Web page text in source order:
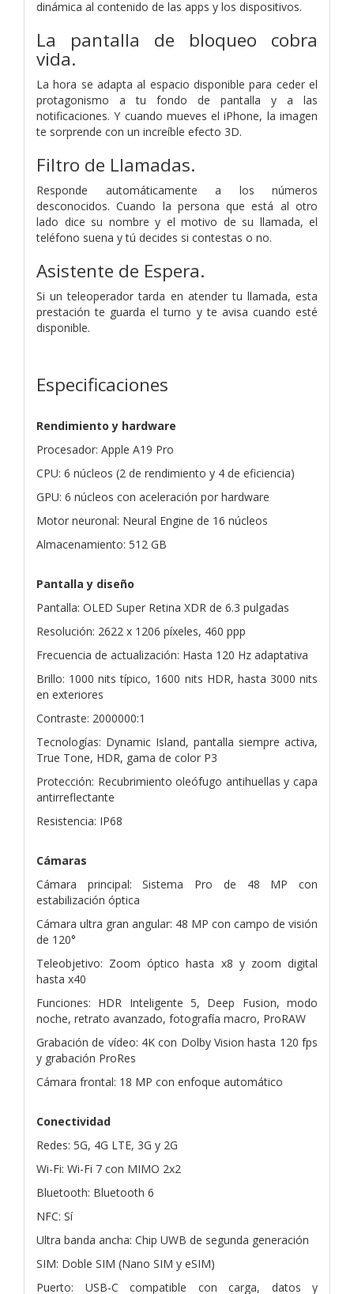
dinámica al contenido de las apps y los dispositivos.
La pantalla de bloqueo cobra
vida.
La hora se adapta al espacio disponible para ceder el
protagonismo a tu fondo de pantalla y a las
notificaciones. Y cuando mueves el iPhone, la imagen
te sorprende con un increíble efecto 3D.
Filtro de Llamadas.
Responde automáticamente a los números
desconocidos. Cuando la persona que está al otro
lado dice su nombre y el motivo de su llamada, el
teléfono suena y tú decides si contestas o no.
Asistente de Espera.
Si un teleoperador tarda en atender tu llamada, esta
prestación te guarda el turno y te avisa cuando esté
disponible.
Especificaciones
Rendimiento y hardware
Procesador: Apple A19 Pro
CPU: 6 núcleos (2 de rendimiento y 4 de eficiencia)
GPU: 6 núcleos con aceleración por hardware
Motor neuronal: Neural Engine de 16 núcleos
Almacenamiento: 512 GB
Pantalla y diseño
Pantalla: OLED Super Retina XDR de 6.3 pulgadas
Resolución: 2622 x 1206 píxeles, 460 ppp
Frecuencia de actualización: Hasta 120 Hz adaptativa
Brillo: 1000 nits típico, 1600 nits HDR, hasta 3000 nits
en exteriores
Contraste: 2000000:1
Tecnologías: Dynamic Island, pantalla siempre activa,
True Tone, HDR, gama de color P3
Protección: Recubrimiento oleófugo antihuellas y capa
antirreflectante
Resistencia: IP68
Cámaras
Cámara principal: Sistema Pro de 48 MP con
estabilización óptica
Cámara ultra gran angular: 48 MP con campo de visión
de 120°
Teleobjetivo: Zoom óptico hasta x8 y zoom digital
hasta x40
Funciones: HDR Inteligente 5, Deep Fusion, modo
noche, retrato avanzado, fotografía macro, ProRAW
Grabación de vídeo: 4K con Dolby Vision hasta 120 fps
y grabación ProRes
Cámara frontal: 18 MP con enfoque automático
Conectividad
Redes: 5G, 4G LTE, 3G y 2G
Wi-Fi: Wi-Fi 7 con MIMO 2x2
Bluetooth: Bluetooth 6
NFC: Sí
Ultra banda ancha: Chip UWB de segunda generación
SIM: Doble SIM (Nano SIM y eSIM)
Puerto: USB-C compatible con carga, datos y